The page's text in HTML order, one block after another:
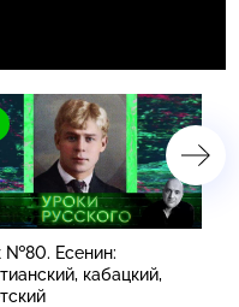
№80. Есенин:
кабацкий,